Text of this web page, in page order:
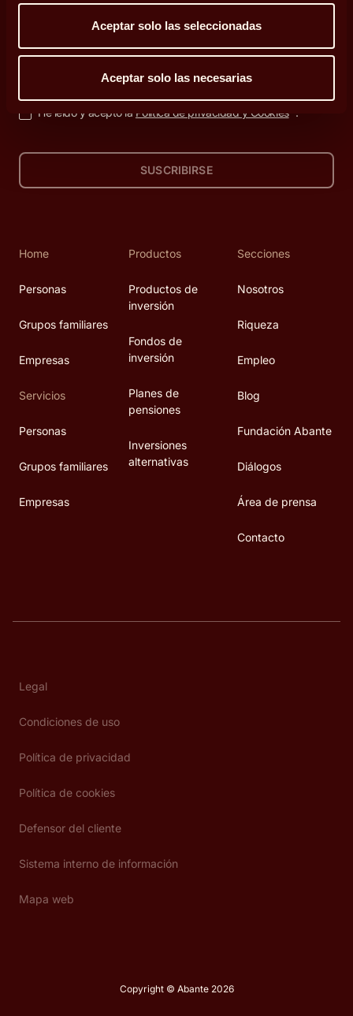
Aceptar solo las seleccionadas
Aceptar solo las necesarias
Suscríbete a nuestra newsletter
He leído y acepto la Política de privacidad y Cookies*.
SUSCRIBIRSE
Home
Personas
Grupos familiares
Empresas
Servicios
Personas
Grupos familiares
Empresas
Productos
Productos de
inversión
Fondos de
inversión
Planes de
pensiones
Inversiones
alternativas
Secciones
Nosotros
Riqueza
Empleo
Blog
Fundación Abante
Diálogos
Área de prensa
Contacto
Legal
Condiciones de uso
Política de privacidad
Política de cookies
Defensor del cliente
Sistema interno de información
Mapa web
Copyright © Abante 2026